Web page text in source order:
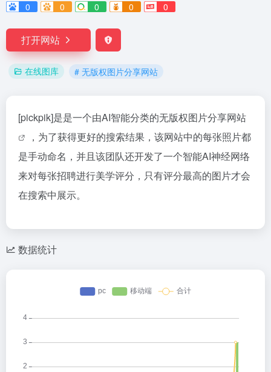
0
0 0 0 0
打开网站
在线图库 # 无版权图片分享网站
[pickpik]是是一个由AI智能分类的无版权图片分享网站
，为了获得更好的搜索结果，该网站中的每张照片都
是手动命名，并且该团队还开发了一个智能AI神经网络
来对每张招聘进行美学评分，只有评分最高的图片才会
在搜索中展示。
数据统计